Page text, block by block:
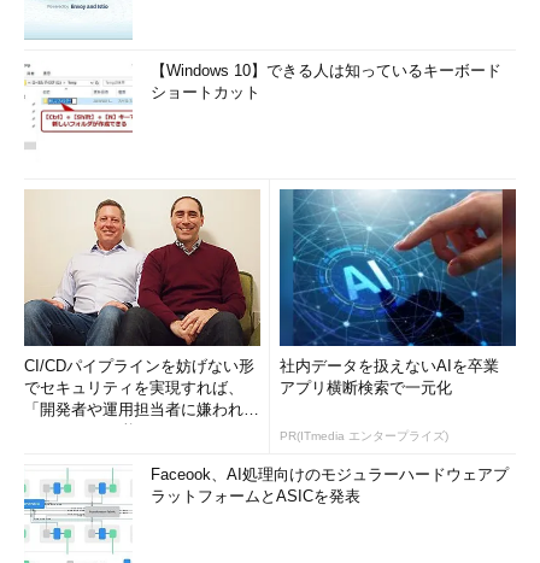
【Windows 10】できる人は知っているキーボード
ショートカット
CI/CDパイプラインを妨げない形
でセキュリティを実現すれば、
「開発者や運用担当者に嫌われな
社内データを扱えないAIを卒業
アプリ横断検索で一元化
PR(ITmedia エンタープライズ)
Faceook、AI処理向けのモジュラーハードウェアプ
ラットフォームとASICを発表